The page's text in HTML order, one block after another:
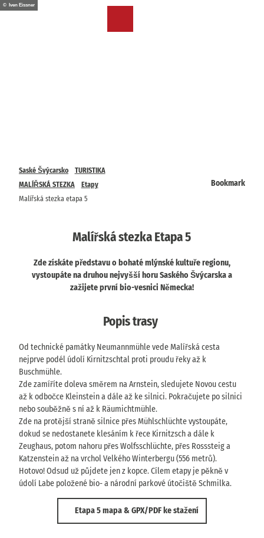
T© Iven Eissner
Saské Švýcarsko
TURISTIKA
MALÍŘSKÁ STEZKA
Etapy
Malířská stezka etapa 5
Bookmark
Malířská stezka Etapa 5
Zde získáte představu o bohaté mlýnské kultuře regionu,
vystoupáte na druhou nejvyšší horu Saského Švýcarska a
zažijete první bio-vesnici Německa!
Popis trasy
Od technické památky Neumannmühle vede Malířská cesta
nejprve podél údolí Kirnitzschtal proti proudu řeky až k
Buschmühle.
Zde zamíříte doleva směrem na Arnstein, sledujete Novou cestu
až k odbočce Kleinstein a dále až ke silnici. Pokračujete po silnici
nebo souběžně s ní až k Räumichtmühle.
Zde na protější straně silnice přes Mühlschlüchte vystoupáte,
dokud se nedostanete klesáním k řece Kirnitzsch a dále k
Zeughaus, potom nahoru přes Wolfsschlüchte, přes Rosssteig a
Katzenstein až na vrchol Velkého Winterbergu (556 metrů).
Hotovo! Odsud už půjdete jen z kopce. Cílem etapy je pěkně v
údolí Labe položené bio- a národní parkové útočiště Schmilka.
Etapa 5 mapa & GPX/PDF ke stažení